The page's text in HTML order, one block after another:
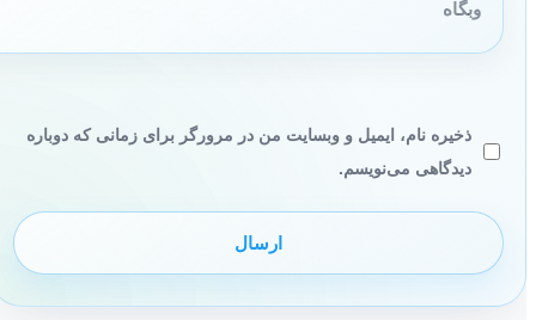
ذخیره نام، ایمیل و وبسایت من در مرورگر برای زمانی که دوباره
دیدگاهی می‌نویسم.